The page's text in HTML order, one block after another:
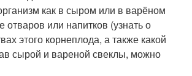
как в сыром или в варёном
отваров или напитков (узнать о
этого корнеплода, а также какой
сырой и вареной свеклы, можно